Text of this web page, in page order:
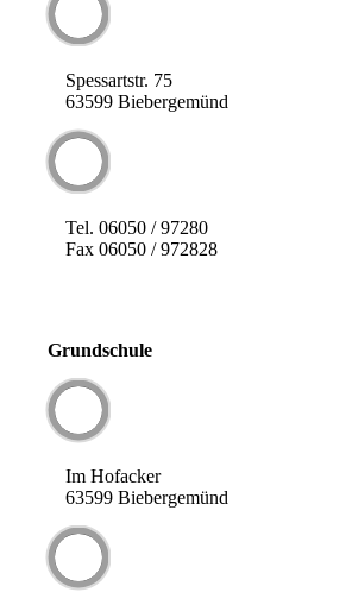
Spessartstr. 75
63599 Biebergemünd
Tel. 06050 / 97280
Fax 06050 / 972828
Grundschule
Im Hofacker
63599 Biebergemünd